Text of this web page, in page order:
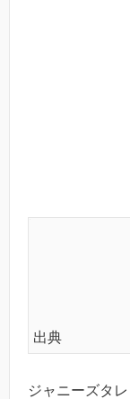
出典
ジャニーズタ